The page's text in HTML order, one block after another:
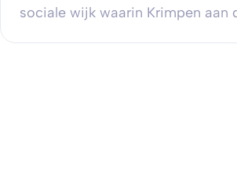
sociale wijk waarin Krimpen aan